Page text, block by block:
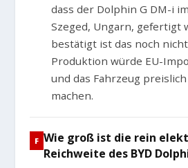
dass der Dolphin G DM-i
Szeged, Ungarn, gefertigt
bestätigt ist das noch
Produktion würde EU-
und das Fahrzeug
machen.
Wie groß ist die rein
Reichweite des BYD